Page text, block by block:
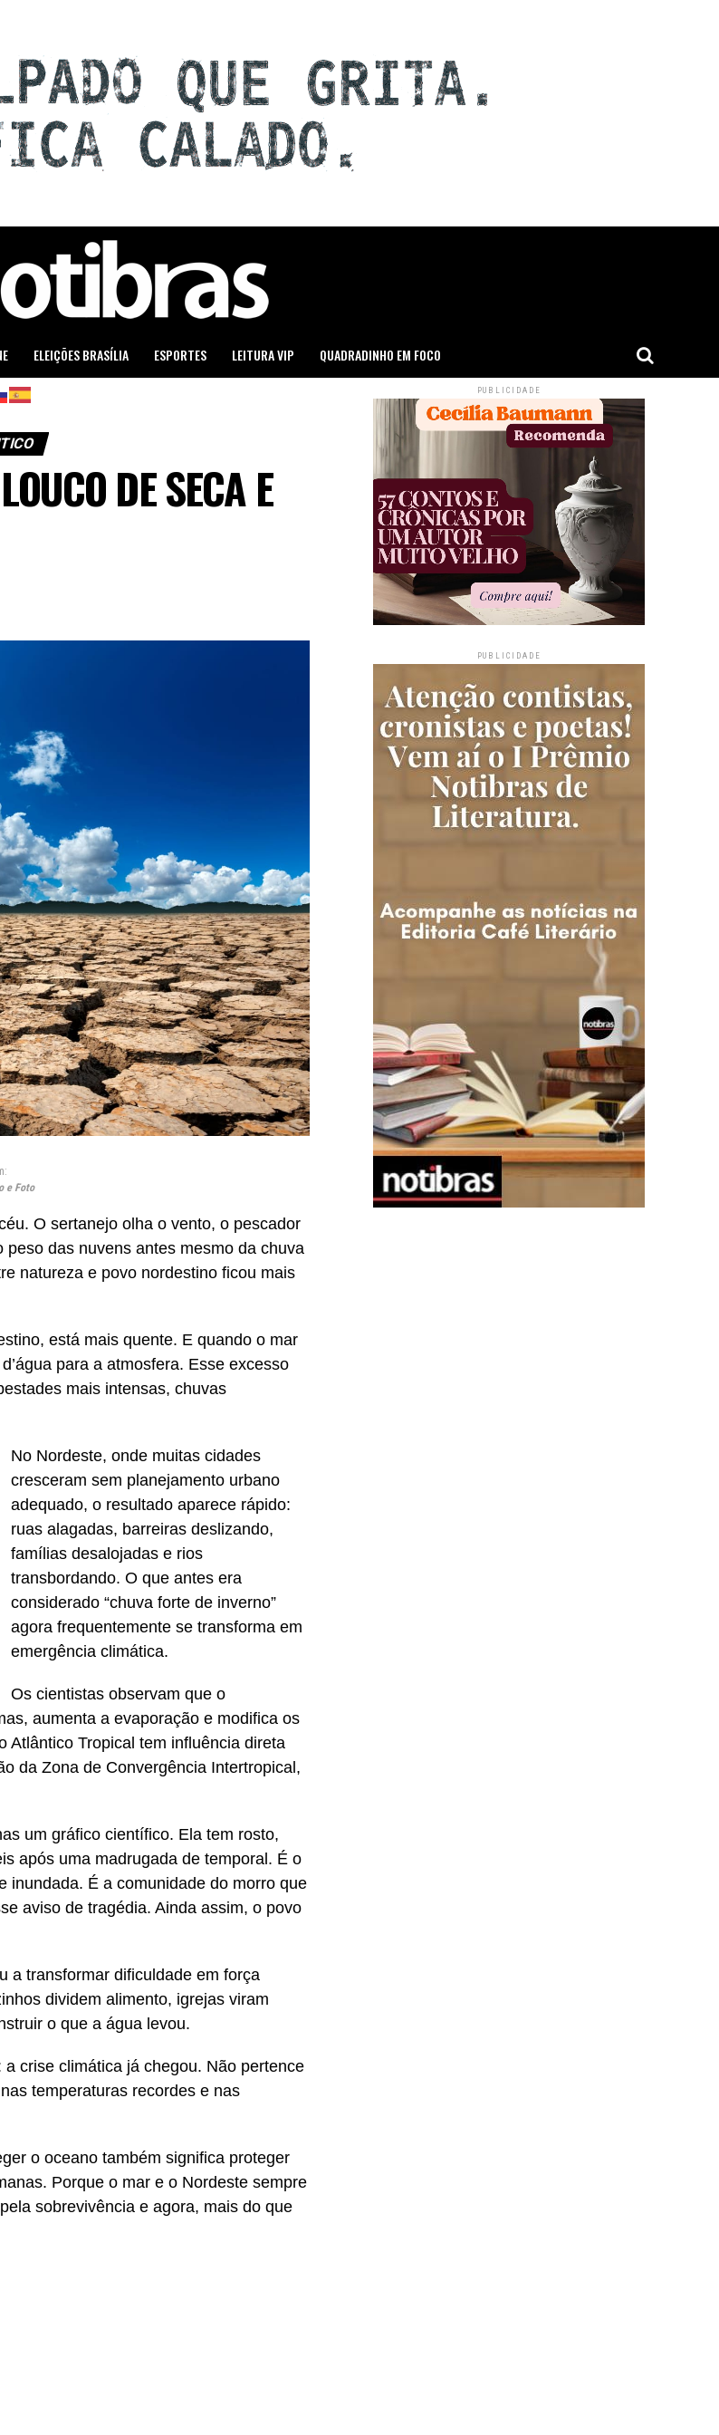
ELEIÇÕES BRASÍLIA ESPORTES LEITURA VIP QUADRADINHO EM FOCO
DE SECA E
e Foto
O sertanejo olha o vento, o pescador
das nuvens antes mesmo da chuva
natureza e povo nordestino ficou mais
está mais quente. E quando o mar
para a atmosfera. Esse excesso
mais intensas, chuvas
No Nordeste, onde muitas cidades
cresceram sem planejamento urbano
adequado, o resultado aparece rápido:
ruas alagadas, barreiras deslizando,
famílias desalojadas e rios
transbordando. O que antes era
considerado “chuva forte de inverno”
agora frequentemente se transforma em
emergência climática.
Os cientistas observam que o
aumenta a evaporação e modifica os
Atlântico Tropical tem influência direta
da Zona de Convergência Intertropical,
um gráfico científico. Ela tem rosto,
após uma madrugada de temporal. É o
inundada. É a comunidade do morro que
aviso de tragédia. Ainda assim, o povo
a transformar dificuldade em força
dividem alimento, igrejas viram
o que a água levou.
crise climática já chegou. Não pertence
temperaturas recordes e nas
o oceano também significa proteger
Porque o mar e o Nordeste sempre
sobrevivência e agora, mais do que
PUBLICIDADE
PUBLICIDADE